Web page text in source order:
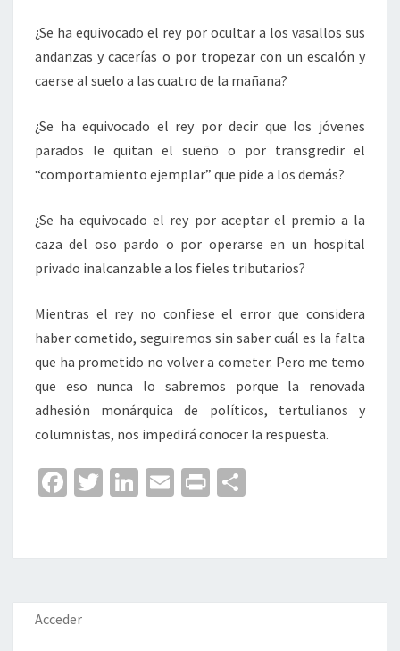
¿Se ha equivocado el rey por ocultar a los vasallos sus
andanzas y cacerías o por tropezar con un escalón y
caerse al suelo a las cuatro de la mañana?
¿Se ha equivocado el rey por decir que los jóvenes
parados le quitan el sueño o por transgredir el
“comportamiento ejemplar” que pide a los demás?
¿Se ha equivocado el rey por aceptar el premio a la
caza del oso pardo o por operarse en un hospital
privado inalcanzable a los fieles tributarios?
Mientras el rey no confiese el error que considera
haber cometido, seguiremos sin saber cuál es la falta
que ha prometido no volver a cometer. Pero me temo
que eso nunca lo sabremos porque la renovada
adhesión monárquica de políticos, tertulianos y
columnistas, nos impedirá conocer la respuesta.
Fa
o
o
k
T
er
Li
dI
n
E
l
Pr
p
ar
Acceder